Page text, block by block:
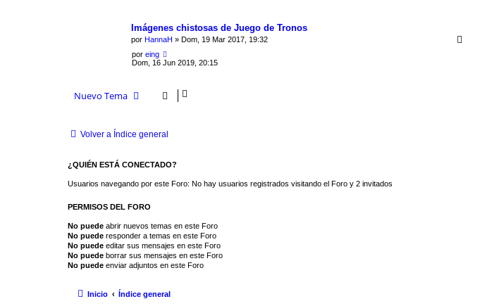
Imágenes chistosas de Juego de Tronos
por HannaH » Dom, 19 Mar 2017, 19:32
por eing
Dom, 16 Jun 2019, 20:15
Nuevo Tema
Volver a Índice general
¿QUIÉN ESTÁ CONECTADO?
Usuarios navegando por este Foro: No hay usuarios registrados visitando el Foro y 2 invitados
PERMISOS DEL FORO
No puede abrir nuevos temas en este Foro
No puede responder a temas en este Foro
No puede editar sus mensajes en este Foro
No puede borrar sus mensajes en este Foro
No puede enviar adjuntos en este Foro
Inicio Índice general